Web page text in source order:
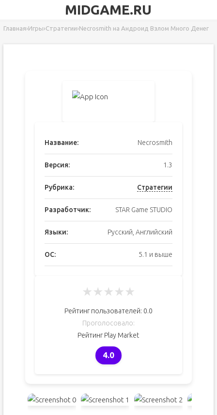
MIDGAME.RU
Главная›Игры›Стратегии›Necrosmith на Андроид Взлом Много Денег
Название: Necrosmith
Версия: 1.3
Рубрика: Стратегии
Разработчик: STAR Game STUDIO
Языки: Русский, Английский
ОС: 5.1 и выше
★★★★★
Рейтинг пользователей: 0.0
Проголосовало:
Рейтинг Play Market
4.0